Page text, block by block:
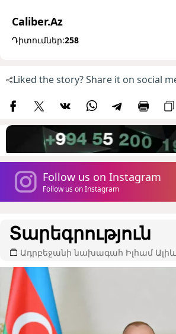
Caliber.Az
Դիտումներ:258
Liked the story? Share it on social
Follow us on Instagram
Follow us on Instagram
Տարեգրություն
Ադրբեջանի նախագահ Իլհամ